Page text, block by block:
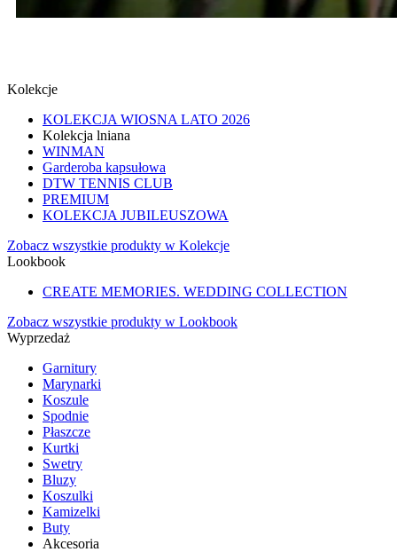
Kolekcje
KOLEKCJA WIOSNA LATO 2026
Kolekcja lniana
WINMAN
Garderoba kapsułowa
DTW TENNIS CLUB
PREMIUM
KOLEKCJA JUBILEUSZOWA
Zobacz wszystkie produkty w Kolekcje
Lookbook
CREATE MEMORIES. WEDDING COLLECTION
Zobacz wszystkie produkty w Lookbook
Wyprzedaż
Garnitury
Marynarki
Koszule
Spodnie
Płaszcze
Kurtki
Swetry
Bluzy
Koszulki
Kamizelki
Buty
Akcesoria